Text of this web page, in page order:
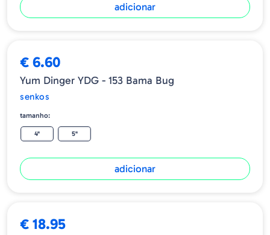
adicionar
€ 6.60
Yum Dinger YDG - 153 Bama Bug
senkos
tamanho:
4" 5"
adicionar
€ 18.95